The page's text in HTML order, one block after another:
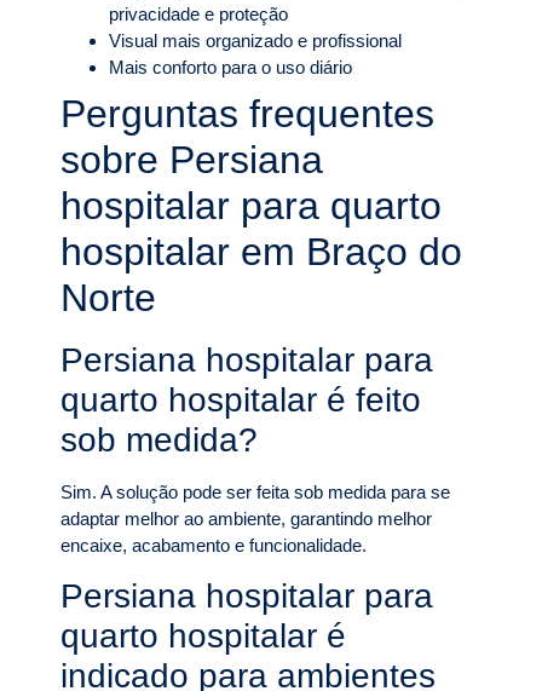
privacidade e proteção
Visual mais organizado e profissional
Mais conforto para o uso diário
Perguntas frequentes
sobre Persiana
hospitalar para quarto
hospitalar em Braço do
Norte
Persiana hospitalar para
quarto hospitalar é feito
sob medida?
Sim. A solução pode ser feita sob medida para se
adaptar melhor ao ambiente, garantindo melhor
encaixe, acabamento e funcionalidade.
Persiana hospitalar para
quarto hospitalar é
indicado para ambientes